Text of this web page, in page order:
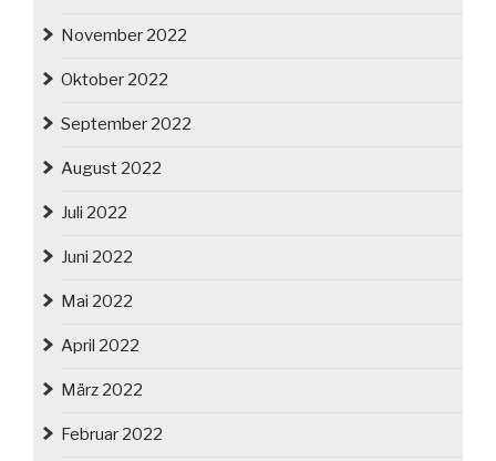
November 2022
Oktober 2022
September 2022
August 2022
Juli 2022
Juni 2022
Mai 2022
April 2022
März 2022
Februar 2022